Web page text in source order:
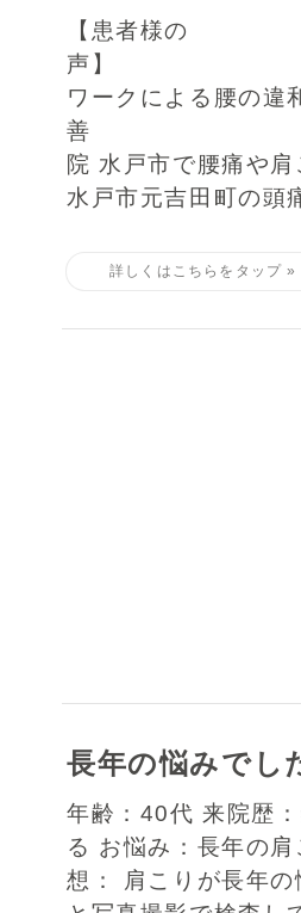
【患者様の
声
ワークによる腰の違
善 水
院 水戸市で腰痛や肩
水戸市元吉田町の頭
長年の悩みでし
年齢：40代 来院歴
る お悩み：長年の
想： 肩こりが長年